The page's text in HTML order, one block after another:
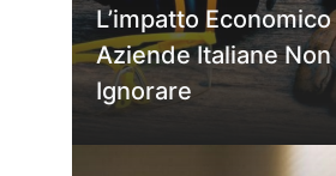
L’impatto
Aziende Italiane
Ignorare